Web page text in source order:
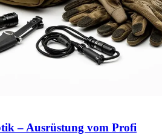
– Ausrüstung vom Profi